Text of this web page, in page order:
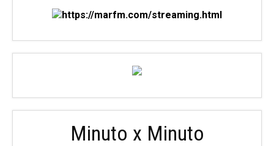
Minuto x Minuto